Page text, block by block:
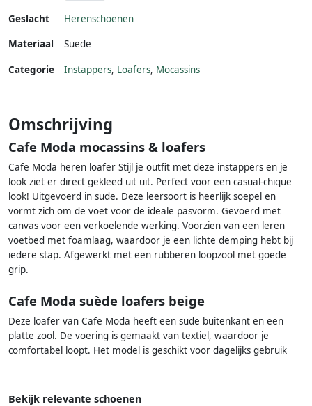
Geslacht
Herenschoenen
Materiaal
Suede
Categorie Instappers, Loafers, Mocassins
Omschrijving
Cafe Moda mocassins & loafers
Cafe Moda heren loafer Stijl je outfit met deze instappers en je
look ziet er direct gekleed uit uit. Perfect voor een casual-chique
look! Uitgevoerd in sude. Deze leersoort is heerlijk soepel en
vormt zich om de voet voor de ideale pasvorm. Gevoerd met
canvas voor een verkoelende werking. Voorzien van een leren
voetbed met foamlaag, waardoor je een lichte demping hebt bij
iedere stap. Afgewerkt met een rubberen loopzool met goede
grip.
Cafe Moda suède loafers beige
Deze loafer van Cafe Moda heeft een sude buitenkant en een
platte zool. De voering is gemaakt van textiel, waardoor je
comfortabel loopt. Het model is geschikt voor dagelijks gebruik
Bekijk relevante schoenen